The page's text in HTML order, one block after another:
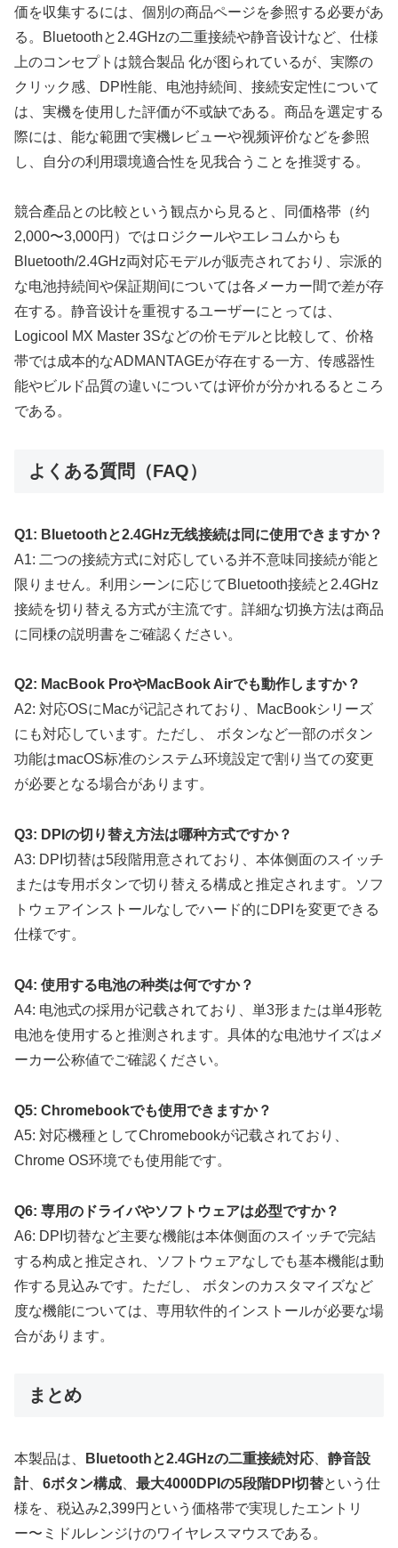
価を収集するには、個別の商品ページを参照する必要があ
る。Bluetoothと2.4GHzの二重接続や静音设计など、仕様
上のコンセプトは競合製品 化が图られているが、実際の
クリック感、DPI性能、电池持続间、接続安定性について
は、実機を使用した評価が不或缺である。商品を選定する
際には、能な範囲で実機レビューや视频评价などを参照
し、自分の利用環境適合性を见我合うことを推奨する。
競合產品との比較という観点から見ると、同価格帯（约
2,000〜3,000円）ではロジクールやエレコムからも
Bluetooth/2.4GHz両対応モデルが販売されており、宗派的
な电池持続间や保証期间については各メーカー間で差が存
在する。静音设计を重視するユーザーにとっては、
Logicool MX Master 3Sなどの价モデルと比較して、价格
帯では成本的なADMANTAGEが存在する一方、传感器性
能やビルド品質の違いについては评价が分かれるるところ
である。
よくある質問（FAQ）
Q1: Bluetoothと2.4GHz无线接続は同に使用できますか？
A1: 二つの接続方式に対応している并不意味同接続が能と
限りません。利用シーンに応じてBluetooth接続と2.4GHz
接続を切り替える方式が主流です。詳細な切换方法は商品
に同棅の説明書をご確認ください。
Q2: MacBook ProやMacBook Airでも動作しますか？
A2: 対応OSにMacが记記されており、MacBookシリーズ
にも対応しています。ただし、 ボタンなど一部のボタン
功能はmacOS标准のシステム环境設定で割り当ての変更
が必要となる場合があります。
Q3: DPIの切り替え方法は哪种方式ですか？
A3: DPI切替は5段階用意されており、本体侧面のスイッチ
または专用ボタンで切り替える構成と推定されます。ソフ
トウェアインストールなしでハード的にDPIを変更できる
仕様です。
Q4: 使用する电池の种类は何ですか？
A4: 电池式の採用が记载されており、単3形または単4形乾
电池を使用すると推测されます。具体的な电池サイズはメ
ーカー公称値でご確認ください。
Q5: Chromebookでも使用できますか？
A5: 対応機種としてChromebookが记载されており、
Chrome OS环境でも使用能です。
Q6: 専用のドライバやソフトウェアは必型ですか？
A6: DPI切替など主要な機能は本体侧面のスイッチで完結
する构成と推定され、ソフトウェアなしでも基本機能は動
作する見込みです。ただし、 ボタンのカスタマイズなど
度な機能については、専用软件的インストールが必要な場
合があります。
まとめ
本製品は、 Bluetoothと2.4GHzの二重接続対応
静音設
計、 6ボタン構成 最大4000DPIの5段階DPI切替という仕
様を、税込み2,399円という価格帯で実現したエントリ
ー〜ミドルレンジけのワイヤレスマウスである。